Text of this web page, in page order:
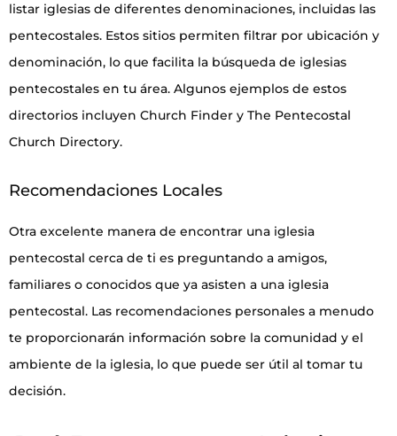
listar iglesias de diferentes denominaciones, incluidas las
pentecostales. Estos sitios permiten filtrar por ubicación y
denominación, lo que facilita la búsqueda de iglesias
pentecostales en tu área. Algunos ejemplos de estos
directorios incluyen Church Finder y The Pentecostal
Church Directory.
Recomendaciones Locales
Otra excelente manera de encontrar una iglesia
pentecostal cerca de ti es preguntando a amigos,
familiares o conocidos que ya asisten a una iglesia
pentecostal. Las recomendaciones personales a menudo
te proporcionarán información sobre la comunidad y el
ambiente de la iglesia, lo que puede ser útil al tomar tu
decisión.